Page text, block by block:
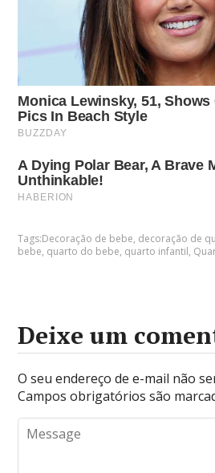
Tags:Decoração de bebe, decoração de
bebe, quarto do bebe, quarto infantil,
Deixe um
O seu endereço de e-mail não
Campos obrigatórios são